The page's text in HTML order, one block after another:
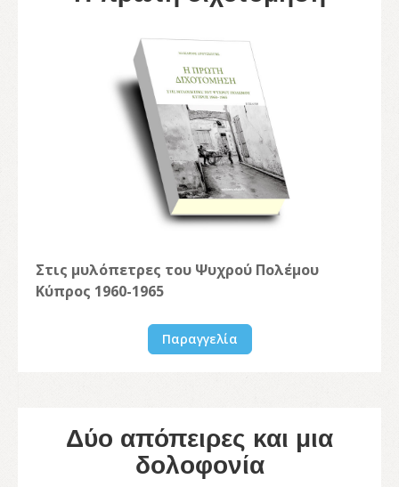
Στις μυλόπετρες του Ψυχρού Πολέμου
Κύπρος 1960-1965
Παραγγελία
Δύο απόπειρες και μια
δολοφονία